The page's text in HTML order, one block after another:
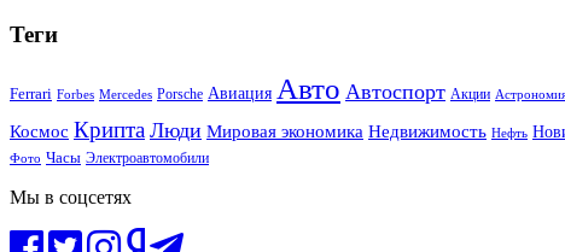
Теги
Ferrari Forbes Mercedes Porsche Авиация Авто Автоспорт Акции
Космос Крипта Люди Мировая экономика Недвижимость Нефть
Фото Часы Электроавтомобили
Мы в соцсетях